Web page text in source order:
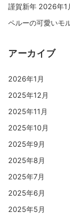
謹賀新年 2026年1
ペルーの可愛いモ
アーカイブ
2026年1月
2025年12月
2025年11月
2025年10月
2025年9月
2025年8月
2025年7月
2025年6月
2025年5月